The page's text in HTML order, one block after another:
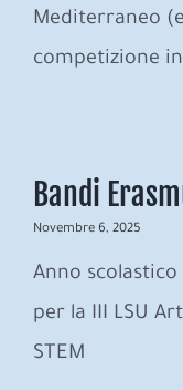
Mediterraneo
competizione
Bandi
Novembre 6, 2025
Anno
per la III LSU
STEM